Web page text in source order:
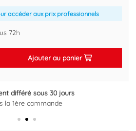
accéder aux prix professionnels
72h
Ajouter au panier
différé sous 30 jours
la 1ère commande
gratuit sous 14 jours
d'informations ici